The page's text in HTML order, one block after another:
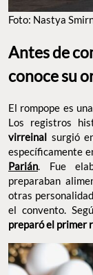
Foto: Nastya
Antes de
conoce su
El rompope es
Los registros
virreinal surgió
específicamente
Parián. Fue
preparaban
otras
el convento.
preparó el primer